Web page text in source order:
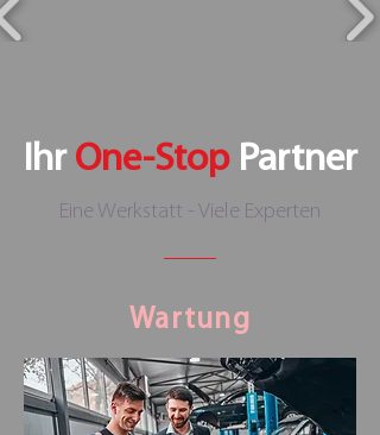
Ihr One-StopPartner
Eine Werkstatt - Viele Experten
Wartung